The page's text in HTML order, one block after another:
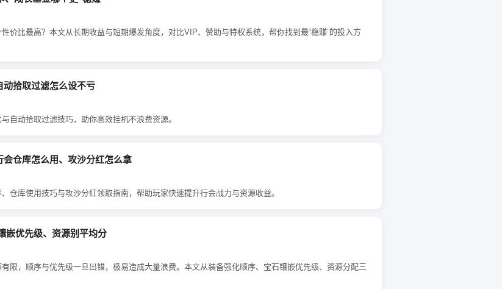
价比最高？本文从长期收益与短期爆发角度，对比VIP、赞助与特权系统，帮你找到最“稳赚”的投入方
拾取过滤怎么设不亏
自动拾取过滤技巧，助你高效挂机不浪费资源。
仓库怎么用、攻沙分红怎么拿
仓库使用技巧与攻沙分红领取指南，帮助玩家快速提升行会战力与资源收益。
嵌优先级、资源别平均分
限，顺序与优先级一旦出错，极易造成大量浪费。本文从装备强化顺序、宝石镶嵌优先级、资源分配三